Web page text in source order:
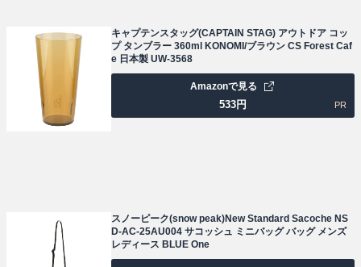
キャプテンスタッグ(CAPTAIN STAG) アウトドア コッ
プ タンブラー 360ml KONOMI/ブラウン CS Forest Caf
e 日本製 UW-3568
533円
Amazonで見る
PR
スノーピーク(snow peak)New Standard Sacoche NS
D-AC-25AU004 サコッシュ ミニバッグ バッグ メンズ
レディース BLUE One